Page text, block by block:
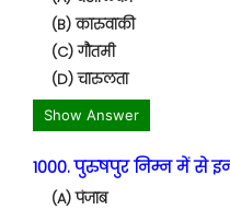
(B) कारुवाकी
(C) गौतमी
(D) चारुलता
Show Answer
1000. पुरुषपुर निम्न में से
(A) पंजाब